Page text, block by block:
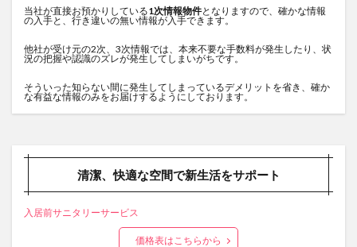
当社が直接お預かりしている1次情報物件となりますので、確かな情報
の入手と、行き違いの無い情報が入手できます。
他社が受け元の2次、3次情報では、本来不要な手数料が発生したり、状
況の把握や認識のズレが発生してしまいがちです。
そういった知らない間に発生してしまっているデメリットを省き、確か
な有益な情報のみをお届けするようにしております。
清潔、快適な空間で新生活をサポート
入居前サニタリーサービス
価格表はこちらから